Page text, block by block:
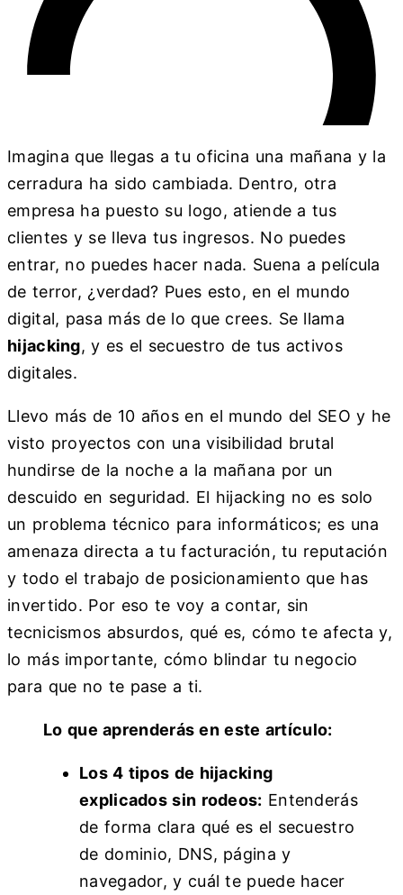
Imagina que llegas a tu oficina una mañana y la
cerradura ha sido cambiada. Dentro, otra
empresa ha puesto su logo, atiende a tus
clientes y se lleva tus ingresos. No puedes
entrar, no puedes hacer nada. Suena a película
de terror, ¿verdad? Pues esto, en el mundo
digital, pasa más de lo que crees. Se llama
hijacking, y es el secuestro de tus activos
digitales.
Llevo más de 10 años en el mundo del SEO y he
visto proyectos con una visibilidad brutal
hundirse de la noche a la mañana por un
descuido en seguridad. El hijacking no es solo
un problema técnico para informáticos; es una
amenaza directa a tu facturación, tu reputación
y todo el trabajo de posicionamiento que has
invertido. Por eso te voy a contar, sin
tecnicismos absurdos, qué es, cómo te afecta y,
lo más importante, cómo blindar tu negocio
para que no te pase a ti.
Lo que aprenderás en este artículo:
Los 4 tipos de hijacking
explicados sin rodeos: Entenderás
de forma clara qué es el secuestro
de dominio, DNS, página y
navegador, y cuál te puede hacer